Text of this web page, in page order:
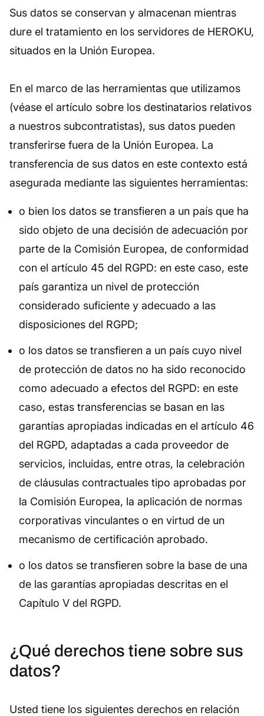
Sus datos se conservan y almacenan mientras
dure el tratamiento en los servidores de HEROKU,
situados en la Unión Europea.
En el marco de las herramientas que utilizamos
(véase el artículo sobre los destinatarios relativos
a nuestros subcontratistas), sus datos pueden
transferirse fuera de la Unión Europea. La
transferencia de sus datos en este contexto está
asegurada mediante las siguientes herramientas:
o bien los datos se transfieren a un país que ha
sido objeto de una decisión de adecuación por
parte de la Comisión Europea, de conformidad
con el artículo 45 del RGPD: en este caso, este
país garantiza un nivel de protección
considerado suficiente y adecuado a las
disposiciones del RGPD;
o los datos se transfieren a un país cuyo nivel
de protección de datos no ha sido reconocido
como adecuado a efectos del RGPD: en este
caso, estas transferencias se basan en las
garantías apropiadas indicadas en el artículo 46
del RGPD, adaptadas a cada proveedor de
servicios, incluidas, entre otras, la celebración
de cláusulas contractuales tipo aprobadas por
la Comisión Europea, la aplicación de normas
corporativas vinculantes o en virtud de un
mecanismo de certificación aprobado.
o los datos se transfieren sobre la base de una
de las garantías apropiadas descritas en el
Capítulo V del RGPD.
¿Qué derechos tiene sobre sus
datos?
Usted tiene los siguientes derechos en relación